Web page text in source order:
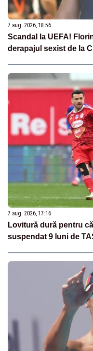
7 aug. 2026, 18:56
Scandal la UEFA!
derapajul sexist de la
7 aug. 2026, 17:16
Lovitură dură pentru
suspendat 9 luni de